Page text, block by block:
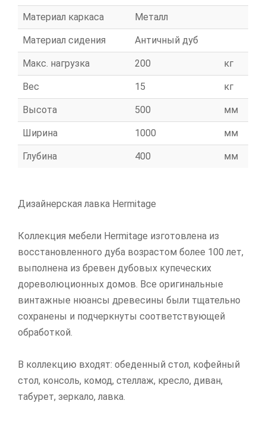
Материал каркаса Металл
Материал сидения Античный дуб
Макс. нагрузка 200 кг
Вес 15 кг
Высота 500 мм
Ширина 1000 мм
Глубина 400 мм
Дизайнерская лавка Hermitage
Коллекция мебели Hermitage изготовлена из
восстановленного дуба возрастом более 100 лет,
выполнена из бревен дубовых купеческих
дореволюционных домов. Все оригинальные
винтажные нюансы древесины были тщательно
сохранены и подчеркнуты соответствующей
обработкой.
В коллекцию входят: обеденный стол, кофейный
стол, консоль, комод, стеллаж, кресло, диван,
табурет, зеркало, лавка.